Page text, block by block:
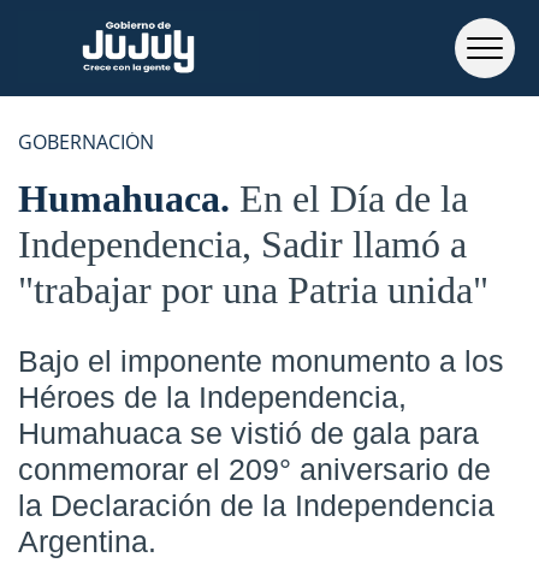
GOBERNACIÓN
Humahuaca En el Día de la
Independencia, Sadir llamó a
"trabajar por una Patria unida"
Bajo el imponente monumento a los
Héroes de la Independencia,
Humahuaca se vistió de gala para
conmemorar el 209° aniversario de
la Declaración de la Independencia
Argentina.